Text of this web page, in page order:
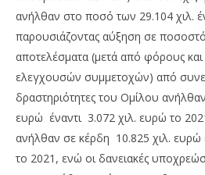
ανήλθαν στο ποσό των 29.104 χιλ.
παρουσιάζοντας αύξηση σε
αποτελέσματα (μετά από φόρους
ελεγχουσών συμμετοχών) από
δραστηριότητες του Ομίλου
ευρώ έναντι 3.072 χιλ. ευρώ το
ανήλθαν σε κέρδη 10.825 χιλ. ευρώ
το 2021, ενώ οι δανειακές